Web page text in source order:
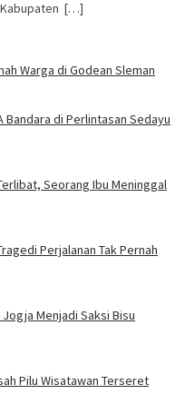
Kabupaten […]
Warga di Godean Sleman
di Perlintasan Sedayu
Seorang Ibu Meninggal
Perjalanan Tak Pernah
Menjadi Saksi Bisu
Pilu Wisatawan Terseret